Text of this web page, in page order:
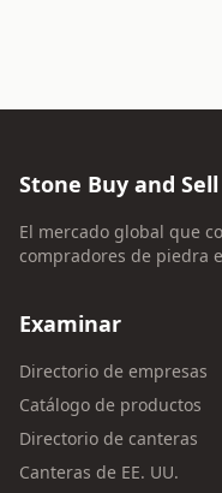
Stone Buy and Sell
El mercado global que
compradores de piedra
Examinar
Directorio de empresas
Catálogo de productos
Directorio de canteras
Canteras de EE. UU.